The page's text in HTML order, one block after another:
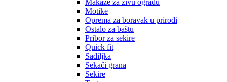
Makaze za živu ogradu
Motike
Oprema za boravak u prirodi
Ostalo za baštu
Pribor za sekire
Quick fit
Sadiljka
Sekači grana
Sekire